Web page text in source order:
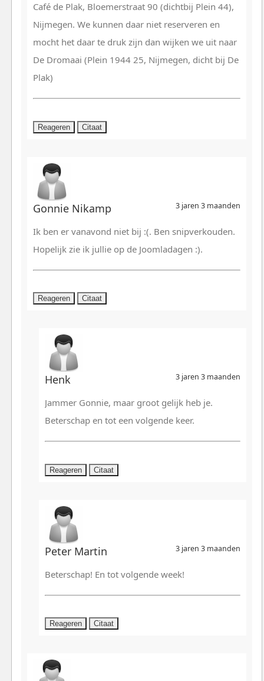
Café de Plak, Bloemerstraat 90 (dichtbij Plein 44),
Nijmegen. We kunnen daar niet reserveren en
mocht het daar te druk zijn dan wijken we uit naar
De Dromaai (Plein 1944 25, Nijmegen, dicht bij De
Plak)
Reageren Citaat
Gonnie Nikamp 3 jaren 3 maanden
Ik ben er vanavond niet bij :(. Ben snipverkouden.
Hopelijk zie ik jullie op de Joomladagen :).
Reageren Citaat
Henk 3 jaren 3 maanden
Jammer Gonnie, maar groot gelijk heb je.
Beterschap en tot een volgende keer.
Reageren Citaat
Peter Martin 3 jaren 3 maanden
Beterschap! En tot volgende week!
Reageren Citaat